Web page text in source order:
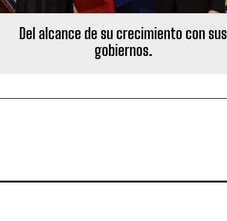
Del alcance de su crecimiento con sus
gobiernos.